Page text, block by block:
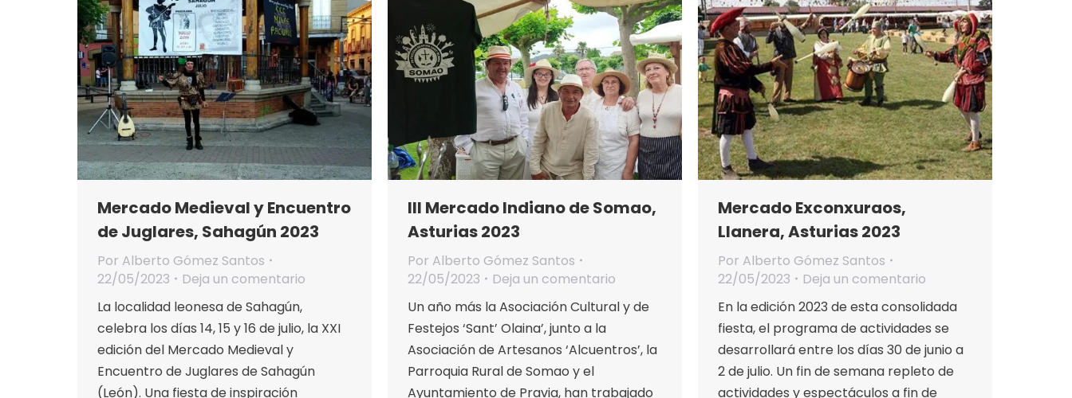
Mercado Medieval y Encuentro
de Juglares, Sahagún 2023
Por Alberto Gómez Santos
22/05/2023
Deja un comentario
La localidad leonesa de Sahagún,
celebra los días 14, 15 y 16 de julio, la XXI
edición del Mercado Medieval y
Encuentro de Juglares de Sahagún
(León). Una fiesta de inspiración
III Mercado Indiano de Somao,
Asturias 2023
Por Alberto Gómez Santos
22/05/2023
Deja un comentario
Un año más la Asociación Cultural y de
Festejos ‘Sant’ Olaina’, junto a la
Asociación de Artesanos ‘Alcuentros’, la
Parroquia Rural de Somao y el
Ayuntamiento de Pravia, han trabajado
Mercado Exconxuraos,
Llanera, Asturias 2023
Por Alberto Gómez Santos
22/05/2023
Deja un comentario
En la edición 2023 de esta consolidada
fiesta, el programa de actividades se
desarrollará entre los días 30 de junio a
2 de julio. Un fin de semana repleto de
actividades y espectáculos a fin de